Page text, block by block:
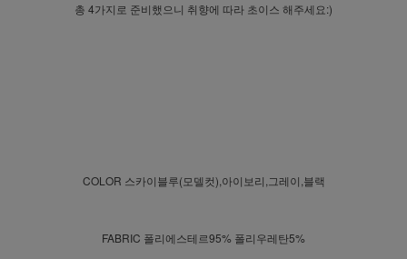
총 4가지로 준비했으니 취향에 따라 초이스 해주세요:)
COLOR 스카이블루(모델컷),아이보리,그레이,블랙
FABRIC 폴리에스테르95% 폴리우레탄5%